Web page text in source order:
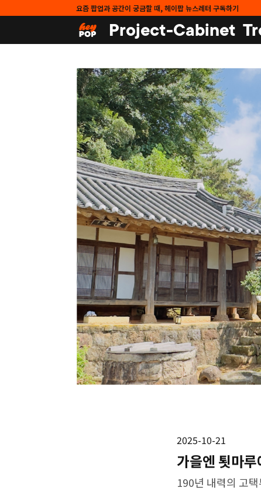
요즘 팝업과 공간이 궁금할 때, 헤이팝 뉴스레터 구독하기
Project-Cabinet
2025-10-21
가을엔 툇마
190년 내력의 고